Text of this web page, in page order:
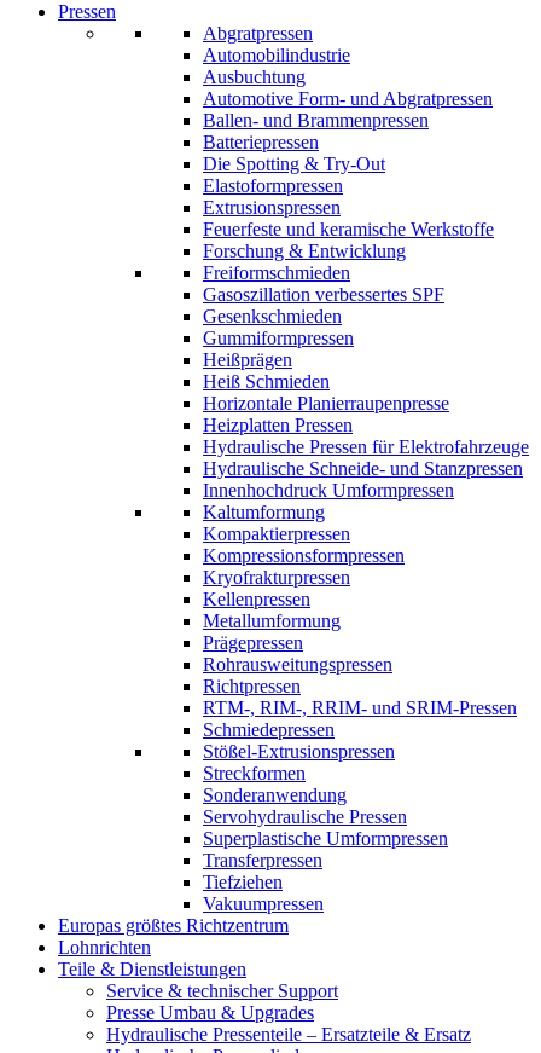
Pressen
Abgratpressen
Automobilindustrie
Ausbuchtung
Automotive Form- und Abgratpressen
Ballen- und Brammenpressen
Batteriepressen
Die Spotting & Try-Out
Elastoformpressen
Extrusionspressen
Feuerfeste und keramische Werkstoffe
Forschung & Entwicklung
Freiformschmieden
Gasoszillation verbessertes SPF
Gesenkschmieden
Gummiformpressen
Heißprägen
Heiß Schmieden
Horizontale Planierraupenpresse
Heizplatten Pressen
Hydraulische Pressen für Elektrofahrzeuge
Hydraulische Schneide- und Stanzpressen
Innenhochdruck Umformpressen
Kaltumformung
Kompaktierpressen
Kompressionsformpressen
Kryofrakturpressen
Kellenpressen
Metallumformung
Prägepressen
Rohrausweitungspressen
Richtpressen
RTM-, RIM-, RRIM- und SRIM-Pressen
Schmiedepressen
Stößel-Extrusionspressen
Streckformen
Sonderanwendung
Servohydraulische Pressen​
Superplastische Umformpressen
Transferpressen
Tiefziehen
Vakuumpressen
Europas größtes Richtzentrum
Lohnrichten
Teile & Dienstleistungen
Service & technischer Support
Presse Umbau & Upgrades
Hydraulische Pressenteile – Ersatzteile & Ersatz